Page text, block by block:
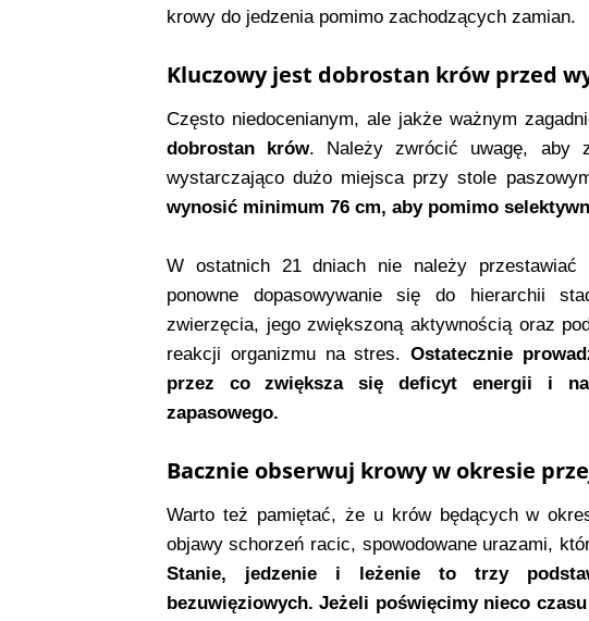
krowy do jedzenia pomimo zachodzących zamian.
Kluczowy jest dobrostan krów przed
Często niedocenianym, ale jakże ważnym
dobrostan krów. Należy zwrócić uwagę, aby
wystarczająco dużo miejsca przy stole
wynosić minimum 76 cm, aby pomimo
W ostatnich 21 dniach nie należy przestawiać
ponowne dopasowywanie się do hierarchii
zwierzęcia, jego zwiększoną aktywnością oraz
reakcji organizmu na stres. Ostatecznie
przez co zwiększa się deficyt energii i
zapasowego.
Bacznie obserwuj krowy w okresie
Warto też pamiętać, że u krów będących w
objawy schorzeń racic, spowodowane urazami,
Stanie, jedzenie i leżenie to trzy
bezuwięziowych. Jeżeli poświęcimy nieco